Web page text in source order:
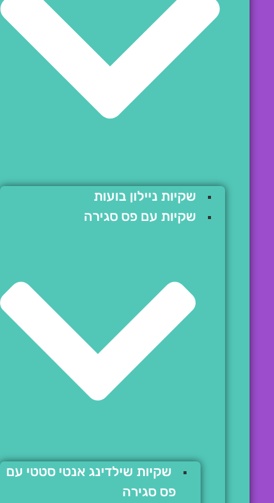
שקיות ניילון בועות
שקיות עם פס סגירה
שקיות שילדינג אנטי סטטי עם
פס סגירה